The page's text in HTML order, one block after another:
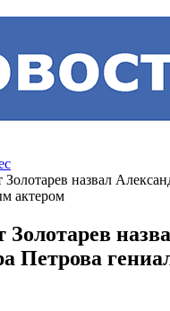
Золотарев назвал
актером
Золотарев
Петрова